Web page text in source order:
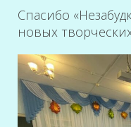
Спасибо
новых